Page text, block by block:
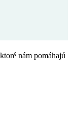
nám pomáhajú